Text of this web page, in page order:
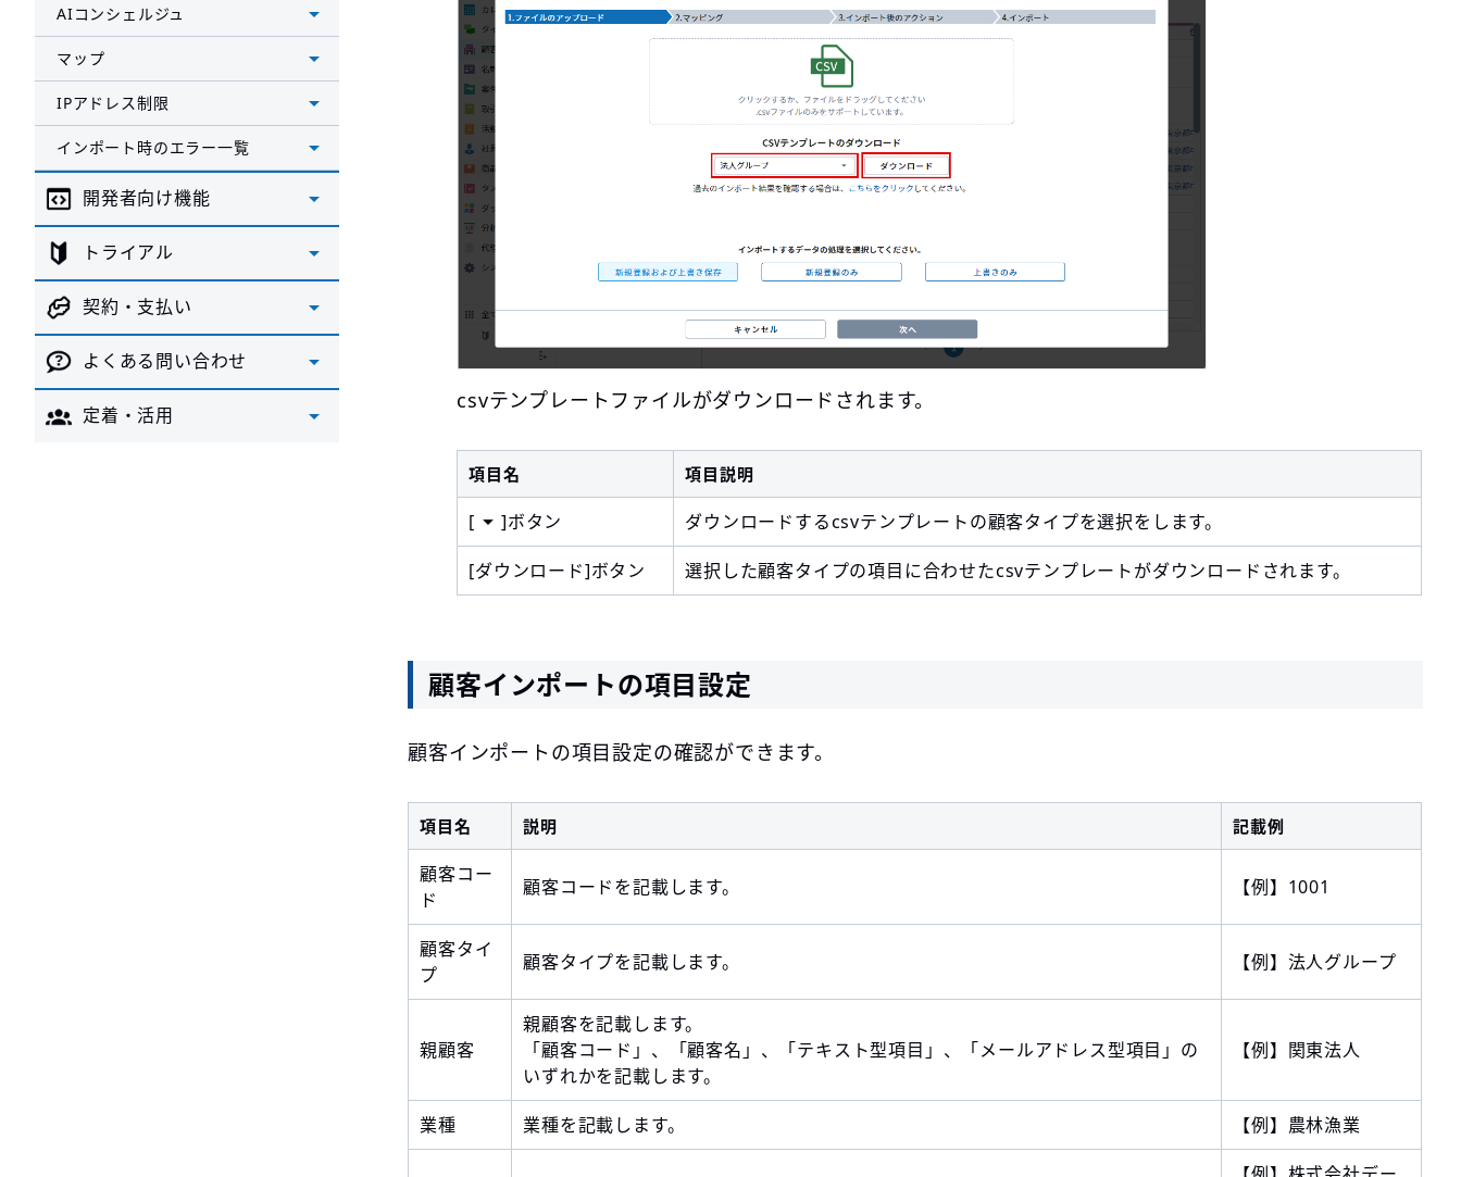
csvテンプレートファイルがダウンロードされます。
項目名 項目説明
[ ]ボタン ダウンロードするcsvテンプレートの顧客タイプを選択をします。
[ダウンロード]ボタン 選択した顧客タイプの項目に合わせたcsvテンプレートがダウンロードされます。
顧客インポートの項目設定
顧客インポートの項目設定の確認ができます。
項目名 説明 記載例
顧客コー
ド
顧客コードを記載します。 【例】1001
顧客タイ
プ
顧客タイプを記載します。 【例】法人グループ
親顧客
親顧客を記載します。
「顧客コード」、「顧客名」、「テキスト型項目」、「メールアドレス型項目」の
いずれかを記載します。
【例】関東法人
業種 業種を記載します。 【例】農林漁業
AIコンシェルジュ
マップ
IPアドレス制限
インポート時のエラー一覧
開発者向け機能
トライアル
契約・支払い
よくある問い合わせ
定着・活用